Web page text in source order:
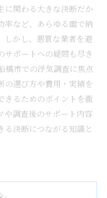
に関わる大きな決断だか
率など、あらゆる面で納
しかし、悪質な業者を避
サポートへの疑問も尽き
橋市での浮気調査に焦点
の選び方や費用・実績を
きるためのポイントを徹
や調査後のサポート内容
る決断につながる知識と